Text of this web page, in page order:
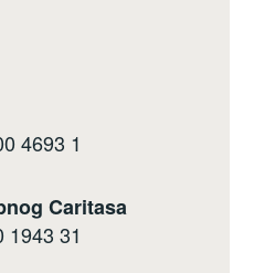
4693 1
Caritasa
1943 31